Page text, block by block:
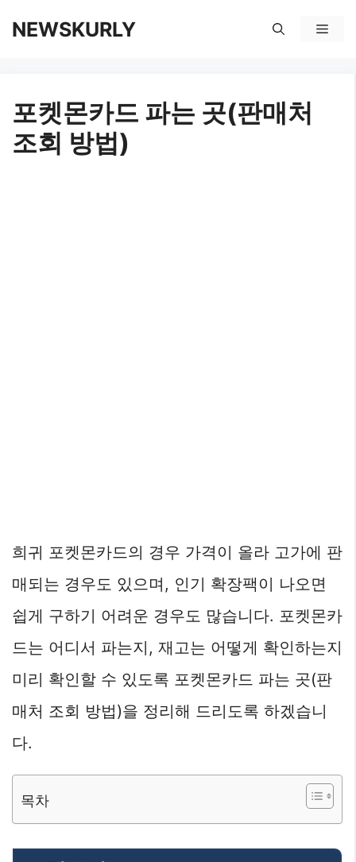
건
NEWSKURLY
메
포켓몬카드 파는 곳(판매처
조회 방법)
희귀 포켓몬카드의 경우 가격이 올라 고가에 판
매되는 경우도 있으며, 인기 확장팩이 나오면
쉽게 구하기 어려운 경우도 많습니다. 포켓몬카
드는 어디서 파는지, 재고는 어떻게 확인하는지
미리 확인할 수 있도록 포켓몬카드 파는 곳(판
매처 조회 방법)을 정리해 드리도록 하겠습니
다.
목차